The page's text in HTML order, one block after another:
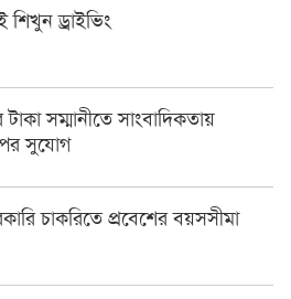
শিখুন ড্রাইভিং
সম্মানীতে সাংবাদিকতায়
সুযোগ
চাকরিতে প্রবেশের বয়সসীমা